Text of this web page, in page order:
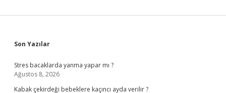
Sidebar
Son Yazılar
Stres bacaklarda yanma yapar mı ?
Ağustos 8, 2026
Kabak çekirdeği bebeklere kaçıncı ayda verilir ?